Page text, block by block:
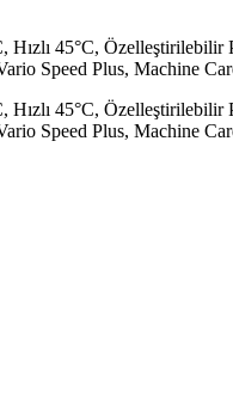
Hızlı 45°C,
Speed Plus, Machine
Hızlı 45°C,
Speed Plus, Machine